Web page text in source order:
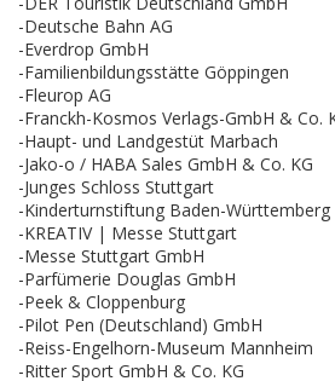
-Deutsche Bahn AG
-Everdrop GmbH
-Familienbildungsstätte Göppingen
-Fleurop AG
-Franckh-Kosmos Verlags-GmbH & Co.
-Haupt- und Landgestüt Marbach
-Jako-o / HABA Sales GmbH & Co. KG
-Junges Schloss Stuttgart
-Kinderturnstiftung Baden-Württemberg
-KREATIV | Messe Stuttgart
-Messe Stuttgart GmbH
-Parfümerie Douglas GmbH
-Peek & Cloppenburg
-Pilot Pen (Deutschland) GmbH
-Reiss-Engelhorn-Museum Mannheim
-Ritter Sport GmbH & Co. KG